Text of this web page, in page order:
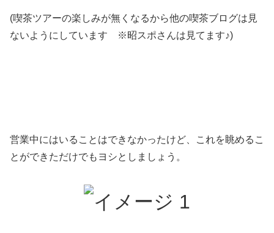
(喫茶ツアーの楽しみが無くなるから他の喫茶ブログは見
ないようにしています ※昭スポさんは見てます♪)
営業中にはいることはできなかったけど、これを眺めるこ
とができただけでもヨシとしましょう。